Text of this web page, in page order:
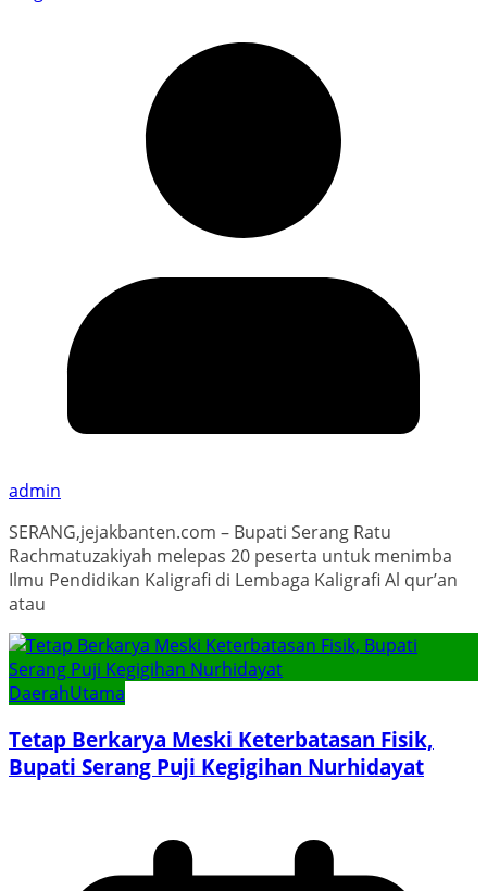
admin
SERANG,jejakbanten.com – Bupati Serang Ratu
Rachmatuzakiyah melepas 20 peserta untuk menimba
Ilmu Pendidikan Kaligrafi di Lembaga Kaligrafi Al qur’an
atau
DaerahUtama
Tetap Berkarya Meski Keterbatasan Fisik,
Bupati Serang Puji Kegigihan Nurhidayat